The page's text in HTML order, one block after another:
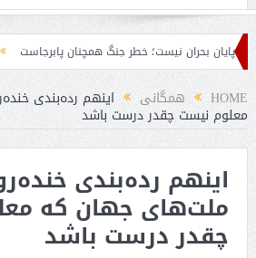
بحران نیست؛ خطر جنگ همچنان پابرجاست
HOME همگانی اینهم رده‌بندی
معلوم نیست چقدر درست باشد
اینهم رده‌بندی
ملت‌های جهان که
چقدر درست باشد